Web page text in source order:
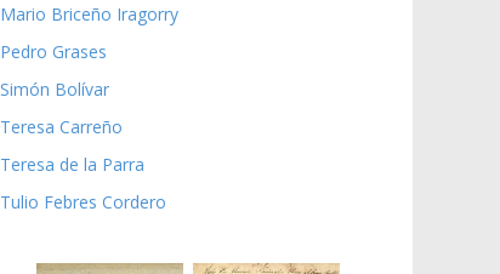
Mario Briceño Iragorry
Pedro Grases
Simón Bolívar
Teresa Carreño
Teresa de la Parra
Tulio Febres Cordero